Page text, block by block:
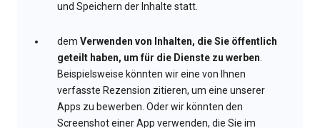
und Speichern der Inhalte statt.
dem Verwenden von Inhalten, die Sie öffentlich
geteilt haben, um für die Dienste zu werben.
Beispielsweise könnten wir eine von Ihnen
verfasste Rezension zitieren, um eine unserer
Apps zu bewerben. Oder wir könnten den
Screenshot einer App verwenden, die Sie im